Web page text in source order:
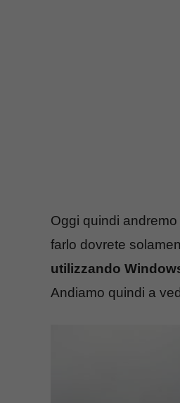
Oggi quindi
farlo dovrete
utilizzando
Andiamo quindi a